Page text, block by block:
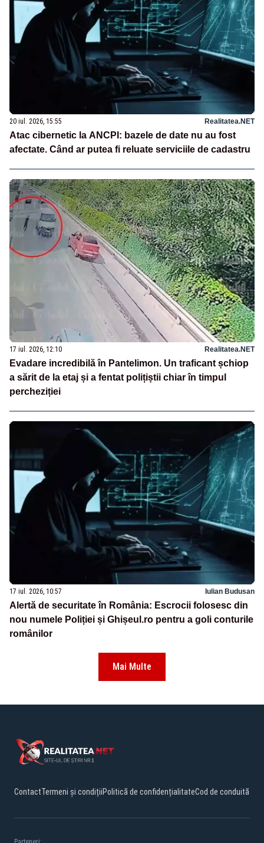
20 iul. 2026, 15:55 Realitatea.NET
Atac cibernetic la ANCPI: bazele de date nu au fost
afectate. Când ar putea fi reluate serviciile de cadastru
17 iul. 2026, 12:10 Realitatea.NET
Evadare incredibilă în Pantelimon. Un traficant șchiop
a sărit de la etaj și a fentat polițiștii chiar în timpul
percheziției
17 iul. 2026, 10:57 Iulian Budusan
Alertă de securitate în România: Escrocii folosesc din
nou numele Poliției și Ghișeul.ro pentru a goli conturile
românilor
Mai Multe
ContactTermeni și condițiiPolitică de confidențialitateCod de conduită